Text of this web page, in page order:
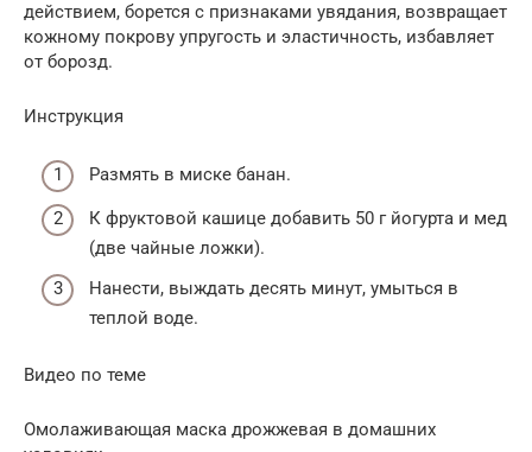
действием, борется с признаками увядания, возвращает
кожному покрову упругость и эластичность, избавляет
от борозд.
Инструкция
Размять в миске банан.
К фруктовой кашице добавить 50 г йогурта и мед
(две чайные ложки).
Нанести, выждать десять минут, умыться в
теплой воде.
Видео по теме
Омолаживающая маска дрожжевая в домашних